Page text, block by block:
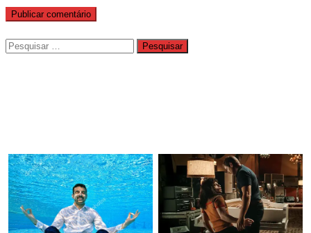
Pesquisar
por: